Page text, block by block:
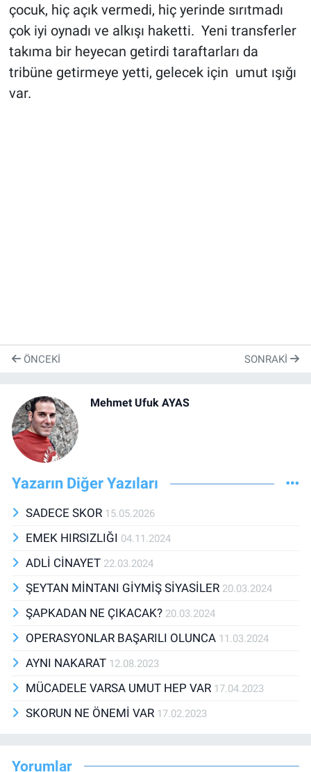
çocuk, hiç açık vermedi, hiç yerinde sırıtmadı
çok iyi oynadı ve alkışı haketti. Yeni transferler
takıma bir heyecan getirdi taraftarları da
tribüne getirmeye yetti, gelecek için umut ışığı
var.
ÖNCEKI SONRAKI
Mehmet Ufuk AYAS
Yazarın Diğer Yazıları
SADECE SKOR 15.05.2026
EMEK HIRSIZLIĞI 04.11.2024
ADLİ CİNAYET 22.03.2024
ŞEYTAN MİNTANI GİYMİŞ SİYASİLER 20.03.2024
ŞAPKADAN NE ÇIKACAK? 20.03.2024
OPERASYONLAR BAŞARILI OLUNCA 11.03.2024
AYNI NAKARAT 12.08.2023
MÜCADELE VARSA UMUT HEP VAR 17.04.2023
SKORUN NE ÖNEMİ VAR 17.02.2023
Yorumlar